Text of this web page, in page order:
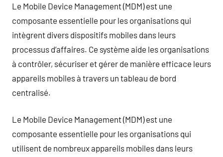
Le Mobile Device Management (MDM) est une
composante essentielle pour les organisations qui
intègrent divers dispositifs mobiles dans leurs
processus d’affaires. Ce système aide les organisations
à contrôler, sécuriser et gérer de manière efficace leurs
appareils mobiles à travers un tableau de bord
centralisé.
Le Mobile Device Management (MDM) est une
composante essentielle pour les organisations qui
utilisent de nombreux appareils mobiles dans leurs